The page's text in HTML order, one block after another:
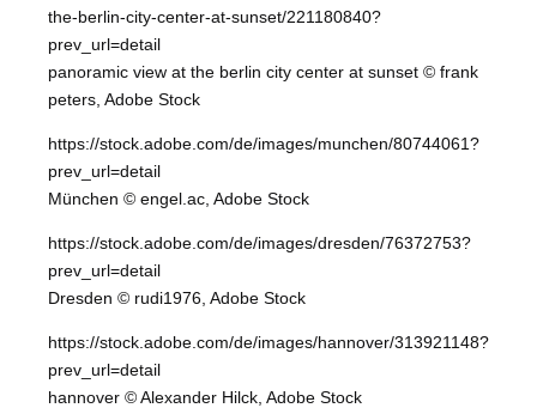
the-berlin-city-center-at-sunset/221180840?
prev_url=detail
panoramic view at the berlin city center at sunset © frank
peters, Adobe Stock
https://stock.adobe.com/de/images/munchen/80744061?
prev_url=detail
München © engel.ac, Adobe Stock
https://stock.adobe.com/de/images/dresden/76372753?
prev_url=detail
Dresden © rudi1976, Adobe Stock
https://stock.adobe.com/de/images/hannover/313921148?
prev_url=detail
hannover © Alexander Hilck, Adobe Stock